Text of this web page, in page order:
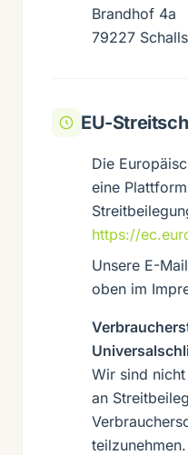
Brandhof 4a
79227
EU-
Die
eine
https://
Unsere E-
oben im
Wir sind
an
teilzunehmen.